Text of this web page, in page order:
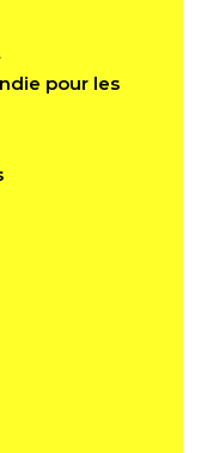
pour les